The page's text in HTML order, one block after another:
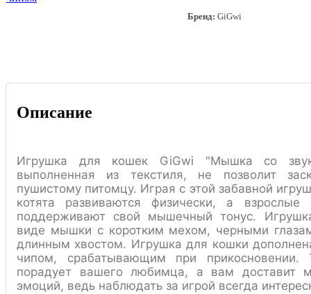
Бренд: GiGwi
Описание
Игрушка для кошек GiGwi "Мышка со
выполненная из текстиля, не позволит
пушистому питомцу. Играя с этой забавной
котята развиваются физически, а
поддерживают свой мышечный тонус.
виде мышки с коротким мехом, черными
длинным хвостом. Игрушка для кошки
чипом, срабатывающим при прикосновении.
порадует вашего любимца, а вам доставит
эмоций, ведь наблюдать за игрой всегда